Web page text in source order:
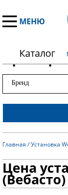
МЕНЮ
Каталог
Бренд
Главная /Установка
Цена